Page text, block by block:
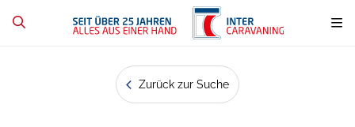
Zurück zur Suche